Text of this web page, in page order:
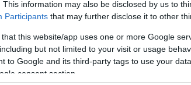
This information may also be disclosed by us to
Participants that may further disclose it to other
this website/app uses one or more Google
but not limited to your visit or usage
to Google and its third-party tags to use your
consent section.